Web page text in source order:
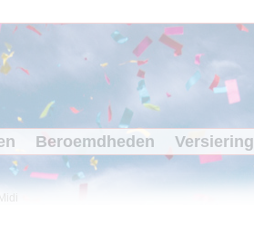
Beroemdheden Versiering